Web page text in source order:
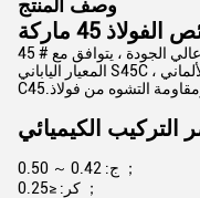
وصف المنتج
45 ماركة
45 # هو درجة الفولاذ ، وهو فولاذ هيكلي كربوني عالي الجودة ، يتوافق مع
المعيار الياباني S45C ، والمعيار الأمريكي: 1045 ، والمعيار الألماني
التركيب الكيميائي
ج: 0.42 ～ 0.50 ；
كر: ≤0.25 ；